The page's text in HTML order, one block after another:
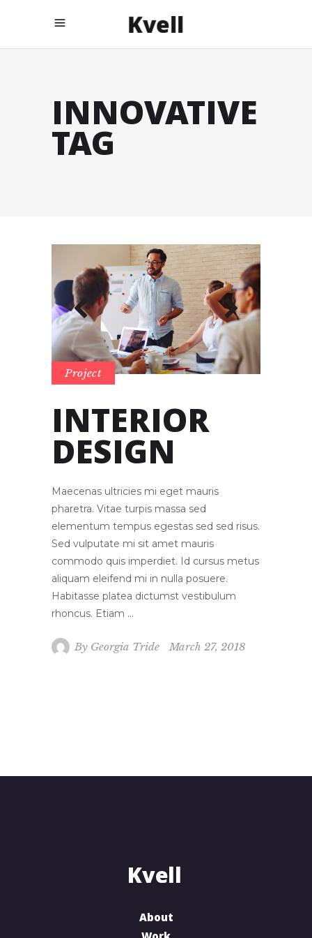
INNOVATIVE
TAG
Project
INTERIOR
DESIGN
Maecenas ultricies mi eget mauris
pharetra. Vitae turpis massa sed
elementum tempus egestas sed sed risus.
Sed vulputate mi sit amet mauris
commodo quis imperdiet. Id cursus metus
aliquam eleifend mi in nulla posuere.
Habitasse platea dictumst vestibulum
rhoncus. Etiam
By Georgia Tride March 27, 2018
About